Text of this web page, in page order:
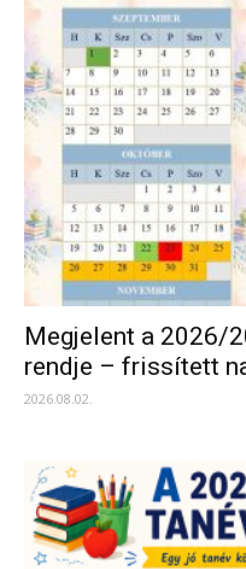
Megjelent a 2026/
rendje – frissített
2026.08.02.